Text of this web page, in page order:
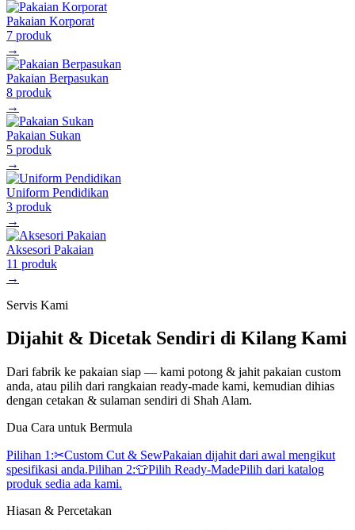
Pakaian Korporat
7 produk
→
Pakaian Berpasukan
8 produk
→
Pakaian Sukan
5 produk
→
Uniform Pendidikan
3 produk
→
Aksesori Pakaian
11 produk
→
Servis Kami
Dijahit & Dicetak Sendiri di Kilang Kami
Dari fabrik ke pakaian siap — kami potong & jahit pakaian custom
anda, atau pilih dari rangkaian ready-made kami, kemudian dihias
dengan cetakan & sulaman sendiri di Shah Alam.
Dua Cara untuk Bermula
Pilihan 1:✂Custom Cut & SewPakaian dijahit dari awal mengikut
spesifikasi anda.Pilihan 2:👕Pilih Ready-MadePilih dari katalog
produk sedia ada kami.
Hiasan & Percetakan